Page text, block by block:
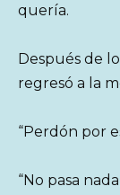
quería.
Después de
regresó a la
“Perdón por
“No pasa